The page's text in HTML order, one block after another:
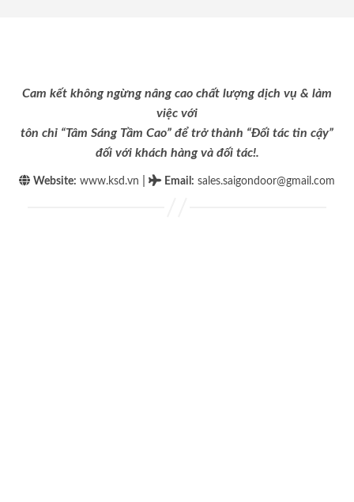
Cam kết không ngừng nâng cao chất lượng dịch vụ & làm
việc với
tôn chỉ “Tâm Sáng Tầm Cao” để trở thành “Đối tác tin cậy”
đối với khách hàng và đối tác!.
Website: www.ksd.vn Email : sales.saigondoor@gmail.com